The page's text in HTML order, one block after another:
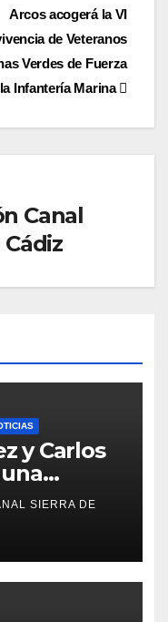
Arcos acogerá la VI
de Veteranos
Verdes de Fuerza
Infantería Marina
Canal
y Carlos
SIERRA DE